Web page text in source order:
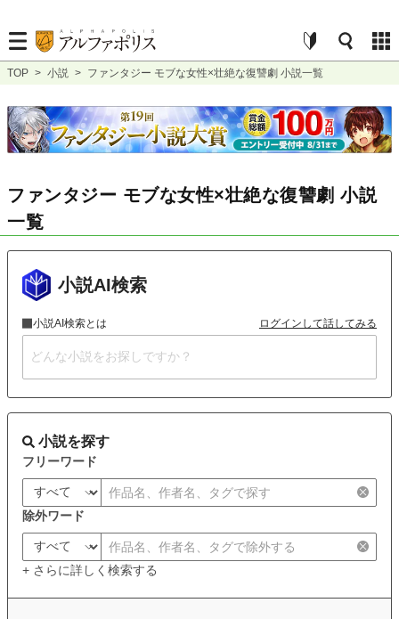
TOP > 小説 > ファンタジー モブな女性×壮絶な復讐劇 小説一覧
ファンタジー モブな女性×壮絶な復讐劇 小説
一覧
小説AI検索
小説AI検索とは ログインして話してみる
小説を探す
フリーワード
除外ワード
+ さらに詳しく検索する